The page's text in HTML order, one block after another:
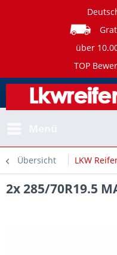
über
TOP
Übersicht LKW
2x 285/70R19.5